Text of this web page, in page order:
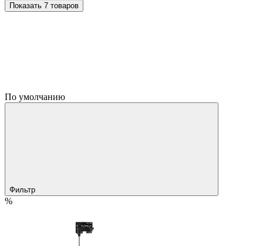
Показать 7 товаров
По умолчанию
Фильтр
%